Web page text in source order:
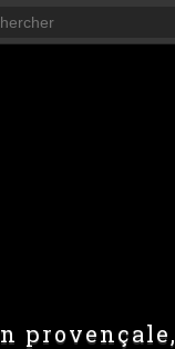
provençale,